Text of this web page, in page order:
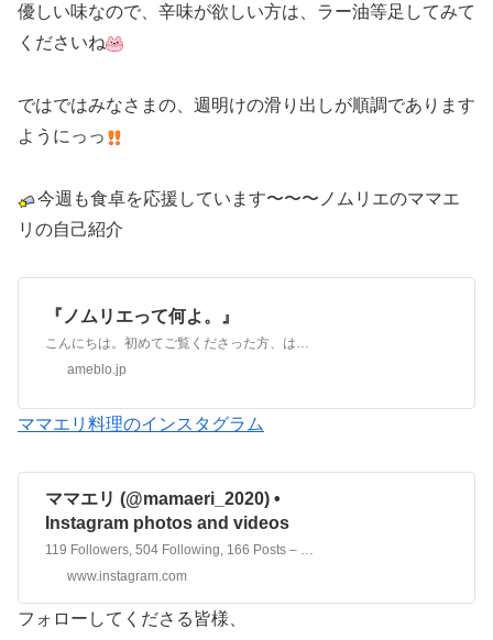
優しい味なので、辛味が欲しい方は、ラー油等足してみて
くださいね
ではではみなさまの、週明けの滑り出しが順調であります
ようにっっ
今週も食卓を応援しています〜〜〜 ノムリエのママエ
リの自己紹介
『ノムリエって何よ。』
こんにちは。初めてご覧くださった方、はじめましてノムリエのママエリですアンタ誰？ノムリエって何よ。と、スルーされる前に、自己紹介させてくださいママエリと申しま…
ameblo.jp
ママエリ料理のインスタグラム
ママエリ (@mamaeri_2020) •
Instagram photos and videos
119 Followers, 504 Following, 166 Posts – See Instagram photos and videos from ママエリ (@mamaeri_2020)
www.instagram.com
フォローしてくださる皆様、